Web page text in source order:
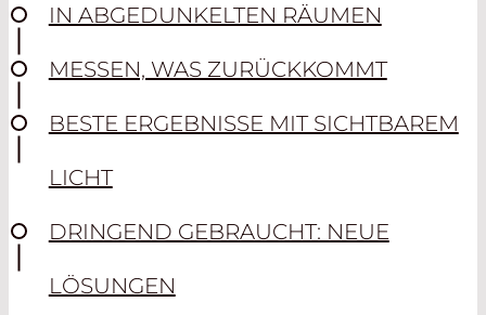
IN ABGEDUNKELTEN RÄUMEN
MESSEN, WAS ZURÜCKKOMMT
BESTE ERGEBNISSE MIT SICHTBAREM
LICHT
DRINGEND GEBRAUCHT: NEUE
LÖSUNGEN